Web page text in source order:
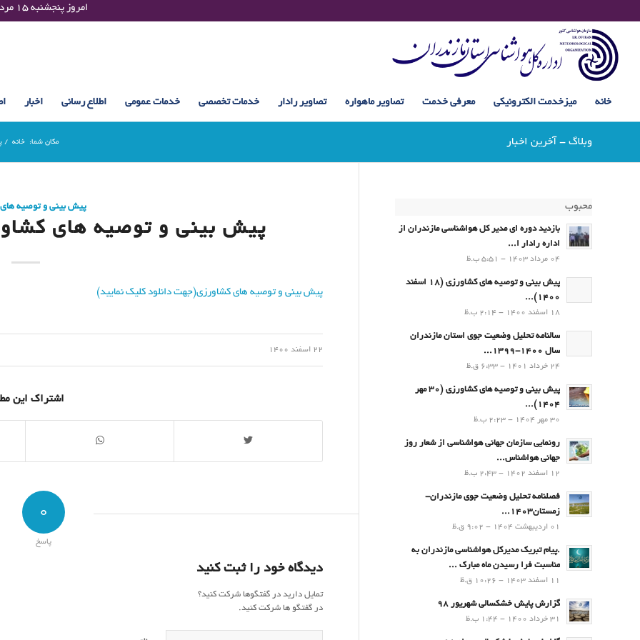
Thursday 06 August 2026 , 20:18 UTC ¤¤¤¤ امروز پنجشنبه ۱۵ مرداد ۱۴۰۵ساعت : ۲۰:۱۸
خانه میزخدمت الکترونیکی معرفی خدمت تصاویر ماهواره تصاویر رادار خدمات تخصصی خدمات عمومی اطلاع رسانی اخبار
وبلاگ - آخرین اخبار مکان شما: خانه /
پیش بینی و توصیه
پیش بینی و توصیه های کشاورزی (22
پیش بینی و توصیه های کشاورزی(جهت دانلود کلیک نمایید)
22 اسفند 1400
اشتراک این
0
پاسخ
دیدگاه خود را ثبت کنید
تمایل دارید در گفتگوها شرکت کنید؟
در گفتگو ها شرکت کنید.
محبوب
بازدید دوره ای مدیر کل هواشناسی مازندران از
اداره رادار ا...
04 مرداد 1403 - 5:51 ب.ظ
پیش بینی و توصیه های کشاورزی (18 اسفند
1400)...
18 اسفند 1400 - 2:14 ب.ظ
سالنامه تحلیل وضعیت جوی استان مازندران
سال 1400-1399...
24 خرداد 1401 - 6:33 ق.ظ
پیش بینی و توصیه های کشاورزی (30 مهر
۱۴۰۴)...
30 مهر 1404 - 2:23 ب.ظ
رونمایی سازمان جهانی هواشناسی از شعار روز
جهانی هواشناس...
12 اسفند 1402 - 2:43 ب.ظ
فصلنامه تحلیل وضعیت جوی مازندران-
زمستان۱۴۰۳...
01 اردیبهشت 1404 - 9:02 ق.ظ
.پيام تبريك مدیرکل هواشناسی مازندران به
مناسبت فرا رسيدن ماه مبارك ...
11 اسفند 1403 - 10:26 ق.ظ
گزارش پایش خشکسالی شهریور 98
31 خرداد 1400 - 1:44 ب.ظ